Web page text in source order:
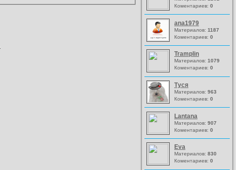
Коментариев: 0
ana1979
Материалов: 1187
Коментариев: 0
Tramplin
Материалов: 1079
Коментариев: 0
Туся
Материалов: 963
Коментариев: 0
Lantana
Материалов: 907
Коментариев: 0
Eva
Материалов: 830
Коментариев: 0